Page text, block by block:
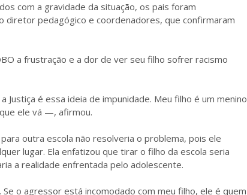
com a gravidade da situação, os pais foram
diretor pedagógico e coordenadores, que confirmaram
a frustração e a dor de ver seu filho sofrer racismo
Justiça é essa ideia de impunidade. Meu filho é um menino
ele vá —, afirmou.
outra escola não resolveria o problema, pois ele
lugar. Ela enfatizou que tirar o filho da escola seria
a realidade enfrentada pelo adolescente.
o agressor está incomodado com meu filho, ele é quem